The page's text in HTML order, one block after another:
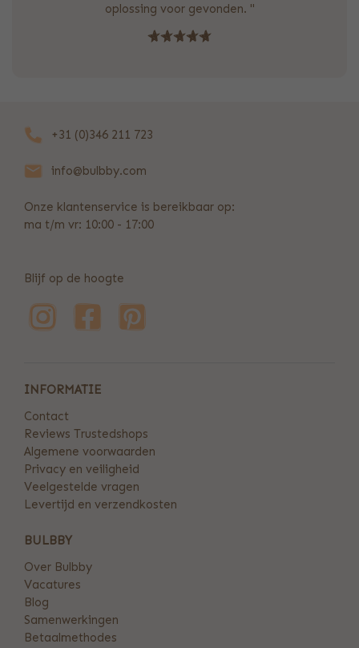
oplossing voor gevonden. "
+31 (0)346 211 723
info@bulbby.com
Onze klantenservice is bereikbaar op:
ma t/m vr: 10:00 - 17:00
Blijf op de hoogte
INFORMATIE
Contact
Reviews Trustedshops
Algemene voorwaarden
Privacy en veiligheid
Veelgestelde vragen
Levertijd en verzendkosten
BULBBY
Over Bulbby
Vacatures
Blog
Samenwerkingen
Betaalmethodes